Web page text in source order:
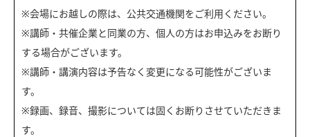
※会場にお越しの際は、公共交通機関をご利用ください。
※講師・共催企業と同業の方、個人の方はお申込みをお断り
する場合がございます。
※講師・講演内容は予告なく変更になる可能性がございま
す。
※録画、録音、撮影については固くお断りさせていただきま
す。